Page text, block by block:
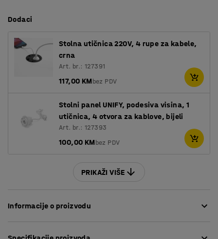
Dodaci
Stolna utičnica 220V, 4 rupe za kabele,
crna
Art. br.: 127391
117,00 KMbez PDV
Stolni panel UNIFY, podesiva visina, 1
utičnica, 4 otvora za kablove, bijeli
Art. br.: 127393
100,00 KMbez PDV
PRIKAŽI VIŠE
Informacije o proizvodu